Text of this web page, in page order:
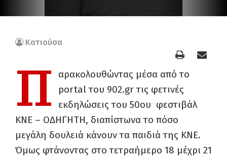
Κατιούσα
Π
αρακολουθώντας μέσα από το
portal του 902.gr τις φετινές
εκδηλώσεις του 50ου φεστιβάλ
ΚΝΕ – ΟΔΗΓΗΤΗ, διαπίστωνα το πόσο
μεγάλη δουλειά κάνουν τα παιδιά της ΚΝΕ.
Όμως φτάνοντας στο τετραήμερο 18 μέχρι 21